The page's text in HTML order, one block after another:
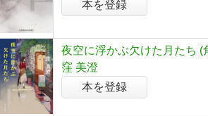
本を登録
夜空に浮かぶ欠けた月たち (
窪 美澄
本を登録